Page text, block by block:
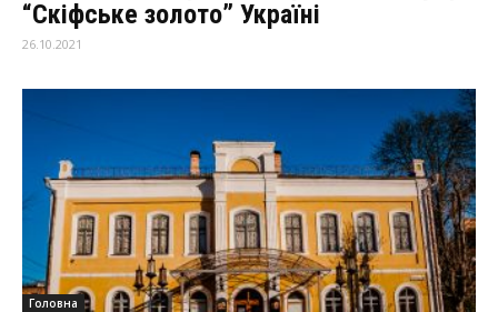
“Скіфське золото” Україні
26.10.2021
Головна